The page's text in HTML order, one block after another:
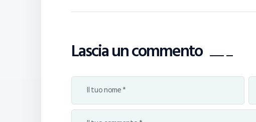
Lascia un commento